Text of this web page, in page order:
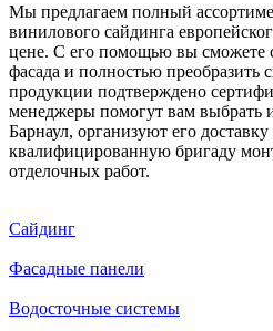
Мы предлагаем полный
винилового сайдинга
цене. С его помощью вы сможете
фасада и полностью преобразить
продукции подтверждено
менеджеры помогут вам выбрать
Барнаул, организуют его
квалифицированную бригаду
отделочных работ.
Сайдинг
Фасадные панели
Водосточные системы